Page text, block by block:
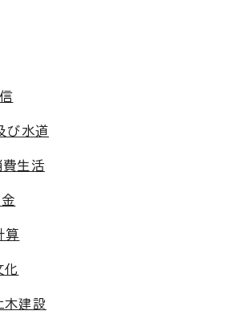
び水道
生活
算
化
木建設